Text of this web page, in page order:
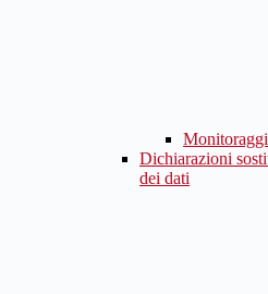
Dichiarazioni
dei dati